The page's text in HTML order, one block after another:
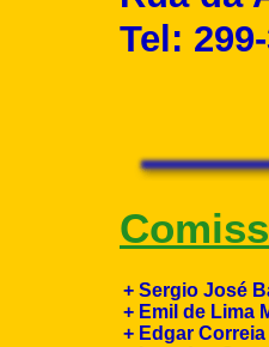
Tel:
+ Sergio José
+ Emil de Lima
+ Edgar